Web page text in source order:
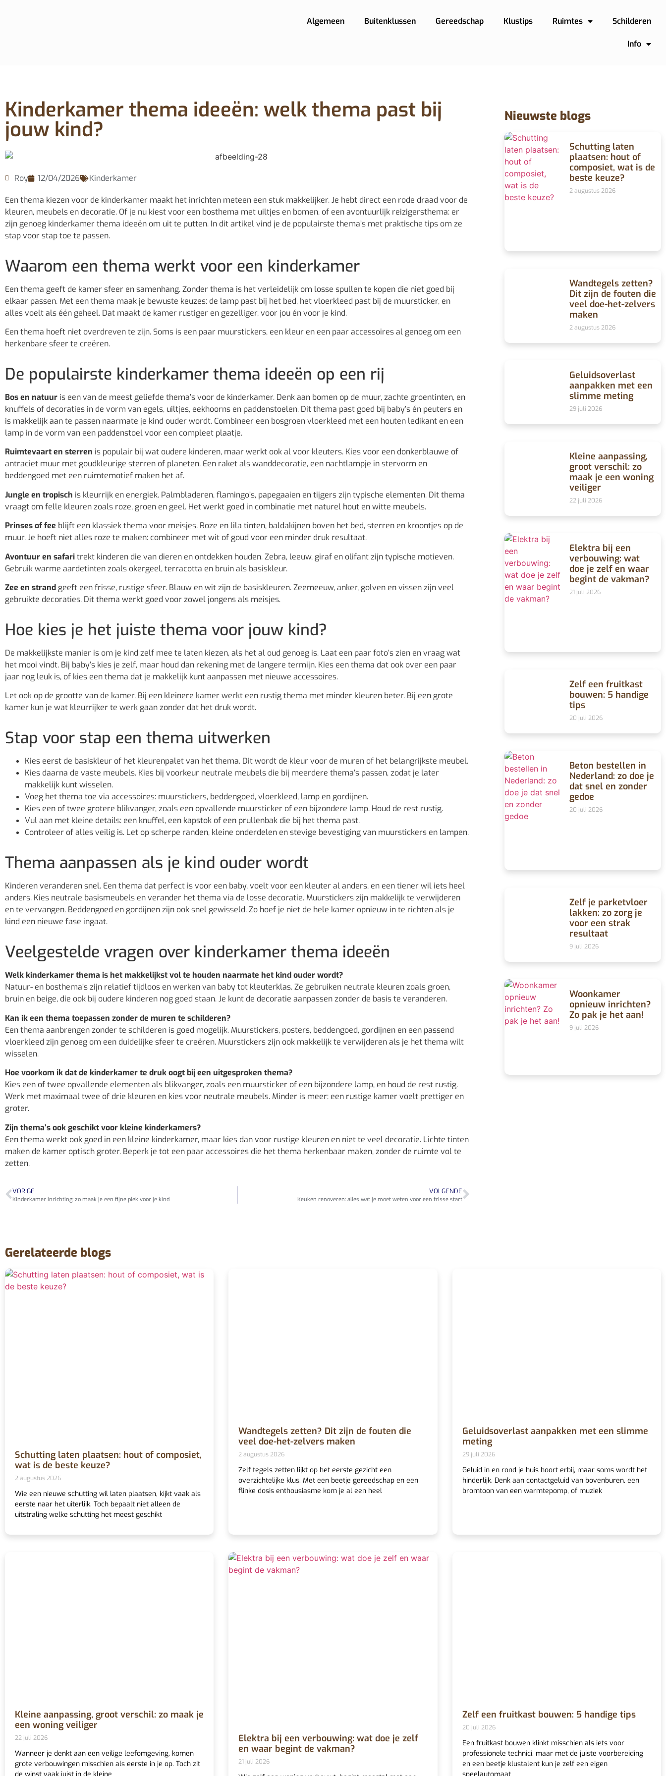
Algemeen Buitenklussen Gereedschap Klustips Ruimtes Schilderen
Info
Kinderkamer thema ideeën: welk thema past bij
jouw kind?
Roy 12/04/2026 Kinderkamer
Een thema kiezen voor de kinderkamer maakt het inrichten meteen een stuk makkelijker. Je hebt direct een rode draad voor de
kleuren, meubels en decoratie. Of je nu kiest voor een bosthema met uiltjes en bomen, of een avontuurlijk reizigers­thema: er
zijn genoeg kinderkamer thema ideeën om uit te putten. In dit artikel vind je de populairste thema’s met praktische tips om ze
stap voor stap toe te passen.
Waarom een thema werkt voor een kinderkamer
Een thema geeft de kamer sfeer en samenhang. Zonder thema is het verleidelijk om losse spullen te kopen die niet goed bij
elkaar passen. Met een thema maak je bewuste keuzes: de lamp past bij het bed, het vloerkleed past bij de muursticker, en
alles voelt als één geheel. Dat maakt de kamer rustiger en gezelliger, voor jou én voor je kind.
Een thema hoeft niet overdreven te zijn. Soms is een paar muurstickers, een kleur en een paar accessoires al genoeg om een
herkenbare sfeer te creëren.
De populairste kinderkamer thema ideeën op een rij
Bos en natuur is een van de meest geliefde thema’s voor de kinderkamer. Denk aan bomen op de muur, zachte groentinten, en
knuffels of decoraties in de vorm van egels, uiltjes, eekhoorns en paddenstoelen. Dit thema past goed bij baby’s én peuters en
is makkelijk aan te passen naarmate je kind ouder wordt. Combineer een bosgroen vloerkleed met een houten ledikant en een
lamp in de vorm van een paddenstoel voor een compleet plaatje.
Ruimtevaart en sterren is populair bij wat oudere kinderen, maar werkt ook al voor kleuters. Kies voor een donkerblauwe of
antraciet muur met goudkleurige sterren of planeten. Een raket als wanddecoratie, een nachtlampje in stervorm en
beddengoed met een ruimtemotief maken het af.
Jungle en tropisch is kleurrijk en energiek. Palmbladeren, flamingo’s, papegaaien en tijgers zijn typische elementen. Dit thema
vraagt om felle kleuren zoals roze, groen en geel. Het werkt goed in combinatie met naturel hout en witte meubels.
Prinses of fee blijft een klassiek thema voor meisjes. Roze en lila tinten, baldakijnen boven het bed, sterren en kroontjes op de
muur. Je hoeft niet alles roze te maken: combineer met wit of goud voor een minder druk resultaat.
Avontuur en safaritrekt kinderen die van dieren en ontdekken houden. Zebra, leeuw, giraf en olifant zijn typische motieven.
Gebruik warme aardetinten zoals okergeel, terracotta en bruin als basiskleur.
Zee en strand geeft een frisse, rustige sfeer. Blauw en wit zijn de basiskleuren. Zeemeeuw, anker, golven en vissen zijn veel
gebruikte decoraties. Dit thema werkt goed voor zowel jongens als meisjes.
Hoe kies je het juiste thema voor jouw kind?
De makkelijkste manier is om je kind zelf mee te laten kiezen, als het al oud genoeg is. Laat een paar foto’s zien en vraag wat
het mooi vindt. Bij baby’s kies je zelf, maar houd dan rekening met de langere termijn. Kies een thema dat ook over een paar
jaar nog leuk is, of kies een thema dat je makkelijk kunt aanpassen met nieuwe accessoires.
Let ook op de grootte van de kamer. Bij een kleinere kamer werkt een rustig thema met minder kleuren beter. Bij een grote
kamer kun je wat kleurrijker te werk gaan zonder dat het druk wordt.
Stap voor stap een thema uitwerken
Kies eerst de basiskleur of het kleurenpalet van het thema. Dit wordt de kleur voor de muren of het belangrijkste meubel.
Kies daarna de vaste meubels. Kies bij voorkeur neutrale meubels die bij meerdere thema’s passen, zodat je later
makkelijk kunt wisselen.
Voeg het thema toe via accessoires: muurstickers, beddengoed, vloerkleed, lamp en gordijnen.
Kies een of twee grotere blikvanger, zoals een opvallende muursticker of een bijzondere lamp. Houd de rest rustig.
Vul aan met kleine details: een knuffel, een kapstok of een prullenbak die bij het thema past.
Controleer of alles veilig is. Let op scherpe randen, kleine onderdelen en stevige bevestiging van muurstickers en lampen.
Thema aanpassen als je kind ouder wordt
Kinderen veranderen snel. Een thema dat perfect is voor een baby, voelt voor een kleuter al anders, en een tiener wil iets heel
anders. Kies neutrale basismeubels en verander het thema via de losse decoratie. Muurstickers zijn makkelijk te verwijderen
en te vervangen. Beddengoed en gordijnen zijn ook snel gewisseld. Zo hoef je niet de hele kamer opnieuw in te richten als je
kind een nieuwe fase ingaat.
Veelgestelde vragen over kinderkamer thema ideeën
Welk kinderkamer thema is het makkelijkst vol te houden naarmate het kind ouder wordt?
Natuur- en bosthema’s zijn relatief tijdloos en werken van baby tot kleuterklas. Ze gebruiken neutrale kleuren zoals groen,
bruin en beige, die ook bij oudere kinderen nog goed staan. Je kunt de decoratie aanpassen zonder de basis te veranderen.
Kan ik een thema toepassen zonder de muren te schilderen?
Een thema aanbrengen zonder te schilderen is goed mogelijk. Muurstickers, posters, beddengoed, gordijnen en een passend
vloerkleed zijn genoeg om een duidelijke sfeer te creëren. Muurstickers zijn ook makkelijk te verwijderen als je het thema wilt
wisselen.
Hoe voorkom ik dat de kinderkamer te druk oogt bij een uitgesproken thema?
Kies een of twee opvallende elementen als blikvanger, zoals een muursticker of een bijzondere lamp, en houd de rest rustig.
Werk met maximaal twee of drie kleuren en kies voor neutrale meubels. Minder is meer: een rustige kamer voelt prettiger en
groter.
Zijn thema’s ook geschikt voor kleine kinderkamers?
Een thema werkt ook goed in een kleine kinderkamer, maar kies dan voor rustige kleuren en niet te veel decoratie. Lichte tinten
maken de kamer optisch groter. Beperk je tot een paar accessoires die het thema herkenbaar maken, zonder de ruimte vol te
zetten.
VORIGE
Kinderkamer inrichting: zo maak je een fijne plek voor je kind
VOLGENDE
Keuken renoveren: alles wat je moet weten voor een frisse start
Nieuwste blogs
Schutting laten
plaatsen: hout of
composiet, wat is de
beste keuze?
2 augustus 2026
Wandtegels zetten?
Dit zijn de fouten die
veel doe-het-zelvers
maken
2 augustus 2026
Geluidsoverlast
aanpakken met een
slimme meting
29 juli 2026
Kleine aanpassing,
groot verschil: zo
maak je een woning
veiliger
22 juli 2026
Elektra bij een
verbouwing: wat
doe je zelf en waar
begint de vakman?
21 juli 2026
Zelf een fruitkast
bouwen: 5 handige
tips
20 juli 2026
Beton bestellen in
Nederland: zo doe je
dat snel en zonder
gedoe
20 juli 2026
Zelf je parketvloer
lakken: zo zorg je
voor een strak
resultaat
9 juli 2026
Woonkamer
opnieuw inrichten?
Zo pak je het aan!
9 juli 2026
Gerelateerde blogs
Schutting laten plaatsen: hout of composiet,
wat is de beste keuze?
2 augustus 2026
Wie een nieuwe schutting wil laten plaatsen, kijkt vaak als
eerste naar het uiterlijk. Toch bepaalt niet alleen de
uitstraling welke schutting het meest geschikt
Wandtegels zetten? Dit zijn de fouten die
veel doe-het-zelvers maken
2 augustus 2026
Zelf tegels zetten lijkt op het eerste gezicht een
overzichtelijke klus. Met een beetje gereedschap en een
flinke dosis enthousiasme kom je al een heel
Geluidsoverlast aanpakken met een slimme
meting
29 juli 2026
Geluid in en rond je huis hoort erbij, maar soms wordt het
hinderlijk. Denk aan contactgeluid van bovenburen, een
bromtoon van een warmtepomp, of muziek
Kleine aanpassing, groot verschil: zo maak je
een woning veiliger
22 juli 2026
Wanneer je denkt aan een veilige leefomgeving, komen
grote verbouwingen misschien als eerste in je op. Toch zit
Elektra bij een verbouwing: wat doe je zelf
en waar begint de vakman?
21 juli 2026
Zelf een fruitkast bouwen: 5 handige tips
20 juli 2026
Een fruitkast bouwen klinkt misschien als iets voor
professionele technici, maar met de juiste voorbereiding
en een beetje klustalent kun je zelf een eigen